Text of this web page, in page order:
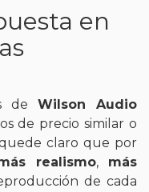
en
deWilson Audio
de precio similar o
claro que por
realismo, más
de cada